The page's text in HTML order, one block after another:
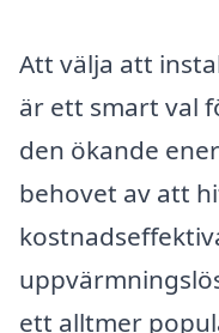
Att välja att
är ett smart val
den ökande
behovet av att
ett alltmer